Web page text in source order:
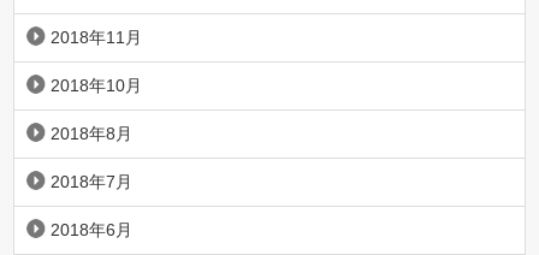
2018年11月
2018年10月
2018年8月
2018年7月
2018年6月